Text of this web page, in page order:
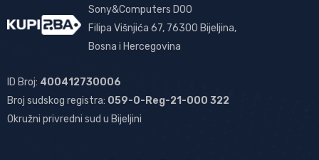
Sony&Computers DOO
Filipa Višnjića 67, 76300 Bijeljina,
Bosna i Hercegovina
ID Broj: 400412730006
Broj sudskog registra: 059-0-Reg-21-000 322
Okružni privredni sud u Bijeljini